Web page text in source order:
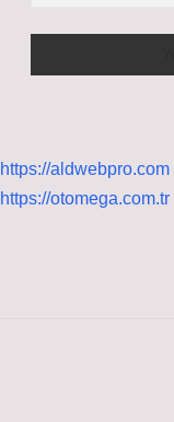
https://aldwebpro.com
https://otomega.com.tr